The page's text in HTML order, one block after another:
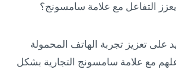
التفاعل مع علامة سامسونج؟
على تعزيز تجربة الهاتف المحمولة
مع علامة سامسونج التجارية بشكل